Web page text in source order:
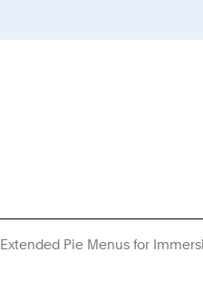
Extended Pie Menus for